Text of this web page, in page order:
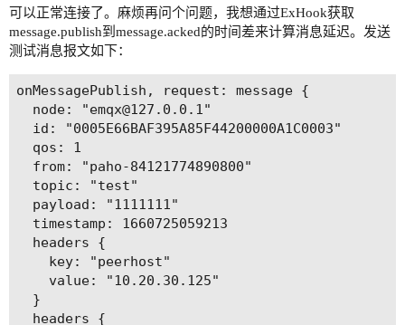
可以正常连接了。麻烦再问个问题，我想通过ExHook获取
message.publish到message.acked的时间差来计算消息延迟。发送
测试消息报文如下：
onMessagePublish, request: message {
  node: "emqx@127.0.0.1"
  id: "0005E66BAF395A85F44200000A1C0003"
  qos: 1
  from: "paho-84121774890800"
  topic: "test"
  payload: "1111111"
  timestamp: 1660725059213
  headers {
    key: "peerhost"
    value: "10.20.30.125"
  }
  headers {